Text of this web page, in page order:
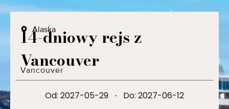
Alaska
14-dniowy rejs z
Vancouver
Vancouver
Od: 2027-05-29 · Do: 2027-06-12